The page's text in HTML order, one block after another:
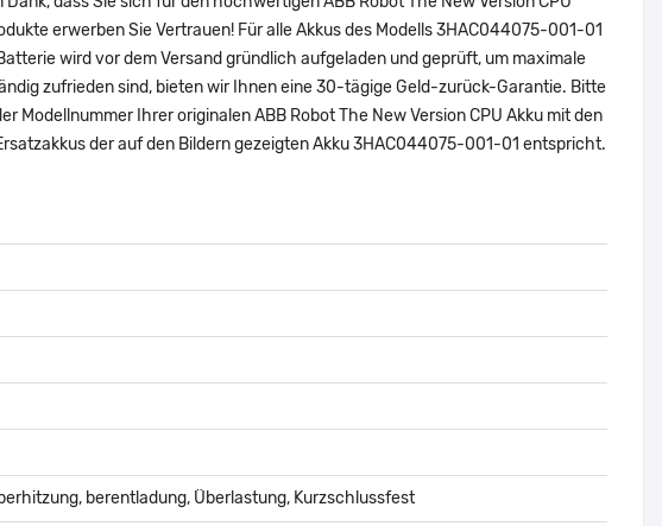
erwerben Sie Vertrauen! Für alle Akkus des Modells 3HAC044075-001-01
wird vor dem Versand gründlich aufgeladen und geprüft, um maximale
zufrieden sind, bieten wir Ihnen eine 30-tägige Geld-zurück-Garantie. Bitte
Modellnummer Ihrer originalen ABB Robot The New Version CPU Akku mit den
der auf den Bildern gezeigten Akku 3HAC044075-001-01 entspricht.
berentladung, Überlastung, Kurzschlussfest